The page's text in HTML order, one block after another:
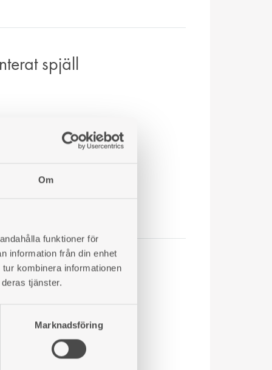
Om
funktioner för
information från din enhet
kombinera informationen
tjänster.
Marknadsföring
spjäll
880-920mm
inmurning.